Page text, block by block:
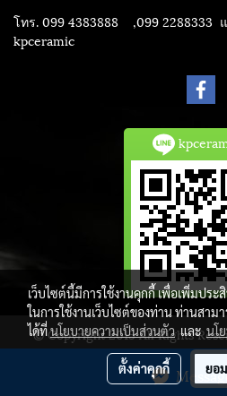
โทร. 099 4383888 ,099
kpceramic
© Copyright 2015 All Rights
ผู้เข้าชมวันนี้
เว็บไซต์นี้มีการใช้งานคุกกี้ เพื่อเพิ่มปร
ในการใช้งานเว็บไซต์ของท่าน ท่านสาม
ได้ที่นโยบายความเป็นส่วนตัวและนโ
ตั้งค่าคุกกี้ ยอ